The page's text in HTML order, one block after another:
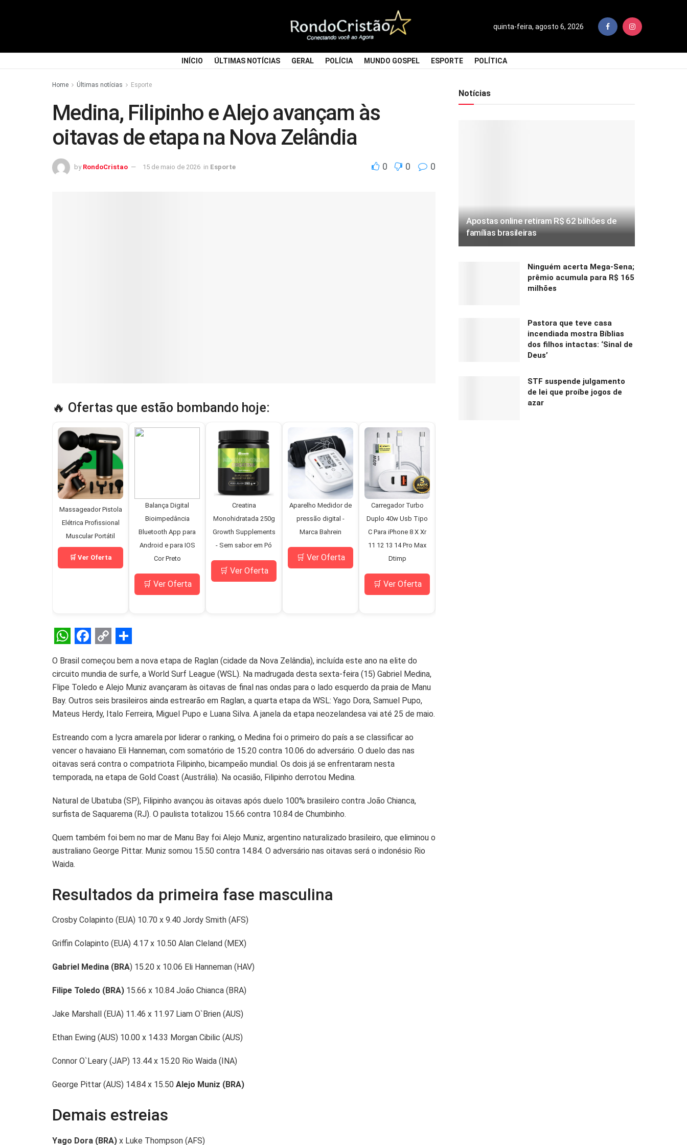
quinta-feira, agosto 6, 2026
INÍCIO ÚLTIMAS NOTÍCIAS GERAL POLÍCIA MUNDO GOSPEL ESPORTE POLÍTICA
Home Últimas notícias Esporte
Medina, Filipinho e Alejo avançam às
oitavas de etapa na Nova Zelândia
by RondoCristao 15 de maio de 2026 in Esporte 0 0 0
🔥 Ofertas que estão bombando hoje:
Massageador Pistola
Elétrica Profissional
Muscular Portátil
🛒 Ver Oferta
Balança Digital
Bioimpedância
Bluetooth App para
Android e para IOS
Cor Preto
🛒 Ver Oferta
Creatina
Monohidratada 250g
Growth Supplements
- Sem sabor em Pó
🛒 Ver Oferta
Aparelho Medidor de
pressão digital -
Marca Bahrein
🛒 Ver Oferta
Carregador Turbo
Duplo 40w Usb Tipo
C Para iPhone 8 X Xr
11 12 13 14 Pro Max
Dtimp
🛒 Ver Oferta
W
h
a
t
s
A
p
p
F
a
c
e
b
o
o
k
o
p
y
L
i
n
k
S
h
a
r
e
O Brasil começou bem a nova etapa de Raglan (cidade da Nova Zelândia), incluída este ano na elite do
circuito mundia de surfe, a World Surf League (WSL). Na madrugada desta sexta-feira (15) Gabriel Medina,
Flipe Toledo e Alejo Muniz avançaram às oitavas de final nas ondas para o lado esquerdo da praia de Manu
Bay. Outros seis brasileiros ainda estrearão em Raglan, a quarta etapa da WSL: Yago Dora, Samuel Pupo,
Mateus Herdy, Italo Ferreira, Miguel Pupo e Luana Silva. A janela da etapa neozelandesa vai até 25 de maio.
Estreando com a lycra amarela por liderar o ranking, o Medina foi o primeiro do país a se classificar ao
vencer o havaiano Eli Hanneman, com somatório de 15.20 contra 10.06 do adversário. O duelo das nas
oitavas será contra o compatriota Filipinho, bicampeão mundial. Os dois já se enfrentaram nesta
temporada, na etapa de Gold Coast (Austrália). Na ocasião, Filipinho derrotou Medina.
Natural de Ubatuba (SP), Filipinho avançou às oitavas após duelo 100% brasileiro contra João Chianca,
surfista de Saquarema (RJ). O paulista totalizou 15.66 contra 10.84 de Chumbinho.
Quem também foi bem no mar de Manu Bay foi Alejo Muniz, argentino naturalizado brasileiro, que eliminou o
australiano George Pittar. Muniz somou 15.50 contra 14.84. O adversário nas oitavas será o indonésio Rio
Waida.
Resultados da primeira fase masculina
Crosby Colapinto (EUA) 10.70 x 9.40 Jordy Smith (AFS)
Griffin Colapinto (EUA) 4.17 x 10.50 Alan Cleland (MEX)
Gabriel Medina (BRA) 15.20 x 10.06 Eli Hanneman (HAV)
Filipe Toledo (BRA) 15.66 x 10.84 João Chianca (BRA)
Jake Marshall (EUA) 11.46 x 11.97 Liam O`Brien (AUS)
Ethan Ewing (AUS) 10.00 x 14.33 Morgan Cibilic (AUS)
Connor O`Leary (JAP) 13.44 x 15.20 Rio Waida (INA)
George Pittar (AUS) 14.84 x 15.50 Alejo Muniz (BRA)
Demais estreias
Yago Dora (BRA) x Luke Thompson (AFS)
Notícias
Apostas online retiram R$ 62 bilhões de
famílias brasileiras
Ninguém acerta Mega-Sena;
prêmio acumula para R$ 165
milhões
Pastora que teve casa
incendiada mostra Bíblias
dos filhos intactas: ‘Sinal de
Deus’
STF suspende julgamento
de lei que proíbe jogos de
azar